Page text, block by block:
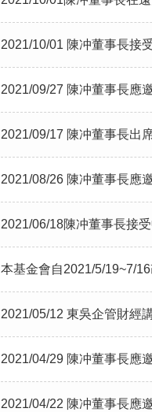
2021/10/01 陳冲董事長接
2021/09/27 陳冲董事長應
2021/09/17 陳冲董事長出
2021/08/26 陳冲董事長應
2021/06/18陳冲董事長接
本基金會自2021/5/19~7/
2021/05/12 東吳企管財經
2021/04/29 陳冲董事長應
2021/04/22 陳冲董事長應